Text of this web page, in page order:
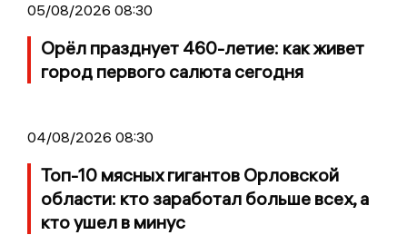
05/08/2026 08:30
Орёл празднует 460-летие: как живет
город первого салюта сегодня
04/08/2026 08:30
Топ-10 мясных гигантов Орловской
области: кто заработал больше всех, а
кто ушел в минус